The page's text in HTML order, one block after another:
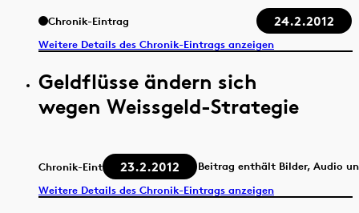
Chronik-Eintrag 24.2.2012
Weitere Details des Chronik-Eintrags anzeigen
Geldflüsse ändern sich
wegen Weissgeld-Strategie
Chronik-Eintrag 23.2.2012
Beitrag enthält Bilder, Audio
Weitere Details des Chronik-Eintrags anzeigen